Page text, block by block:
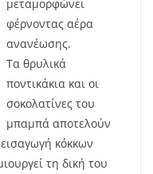
μεταμορφώνει
φέρνοντας αέρα
ανανέωσης.
Τα θρυλικά
ποντικάκια και οι
σοκολατίνες του
μπαμπά αποτελούν
κόκκων
τη δική του